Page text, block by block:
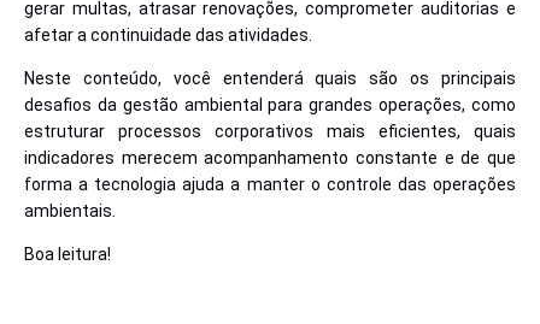
gerar multas, atrasar renovações, comprometer auditorias e
afetar a continuidade das atividades.
Neste conteúdo, você entenderá quais são os principais
desafios da gestão ambiental para grandes operações, como
estruturar processos corporativos mais eficientes, quais
indicadores merecem acompanhamento constante e de que
forma a tecnologia ajuda a manter o controle das operações
ambientais.
Boa leitura!